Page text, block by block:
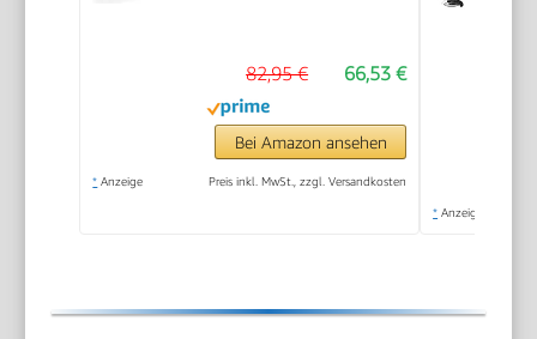
66,53 €
82,95 €
Bei Amazon ansehen
* Anzeige Preis inkl. MwSt., zzgl. Versandkosten
* Anzeige